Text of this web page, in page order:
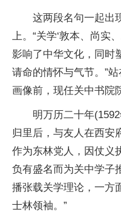
这两段名句一起出
上。“关学‘敦本、尚实
影响了中华文化，同时
请命的情怀与气节。”
画像前，现任关中书院
明万历二十年
归里后，与友人在西安
作为东林党人，因仗义
负有盛名而为关中学子
播张载关学理论，一方
士林领袖。”